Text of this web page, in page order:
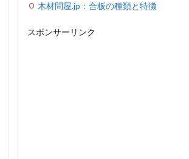
木材問屋.jp：合板の種類と特徴
スポンサーリンク